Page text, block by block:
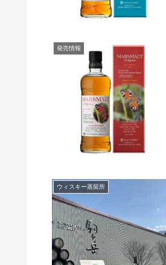
発売情報
ウィスキー蒸留所